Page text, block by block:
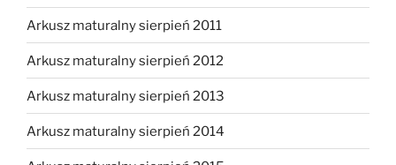
Arkusz maturalny sierpień 2011
Arkusz maturalny sierpień 2012
Arkusz maturalny sierpień 2013
Arkusz maturalny sierpień 2014